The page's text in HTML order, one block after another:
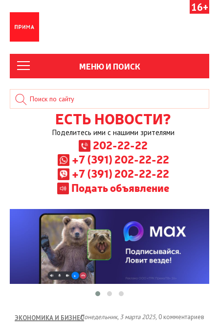
16+
МЕНЮ И ПОИСК
ЕСТЬ НОВОСТИ?
Поделитесь ими с нашими зрителями
202-22-22
+7 (391) 202-22-22
+7 (391) 202-22-22
Подать объявление
ЭКОНОМИКА И БИЗНЕСПонедельник, 3 марта 2025, 0 комментариев